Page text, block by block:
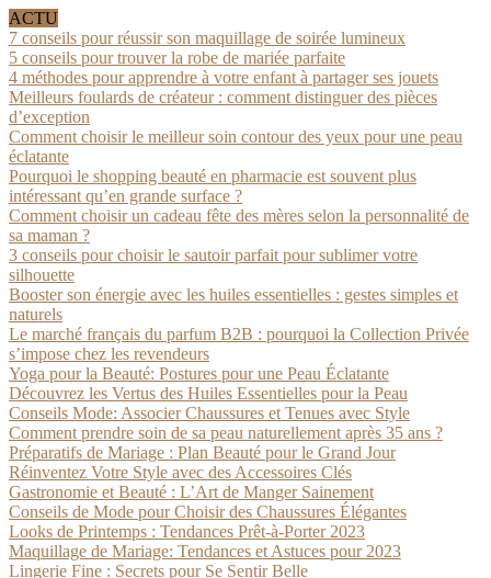
ACTU
7 conseils pour réussir son maquillage de soirée lumineux
5 conseils pour trouver la robe de mariée parfaite
4 méthodes pour apprendre à votre enfant à partager ses jouets
Meilleurs foulards de créateur : comment distinguer des pièces
d’exception
Comment choisir le meilleur soin contour des yeux pour une peau
éclatante
Pourquoi le shopping beauté en pharmacie est souvent plus
intéressant qu’en grande surface ?
Comment choisir un cadeau fête des mères selon la personnalité de
sa maman ?
3 conseils pour choisir le sautoir parfait pour sublimer votre
silhouette
Booster son énergie avec les huiles essentielles : gestes simples et
naturels
Le marché français du parfum B2B : pourquoi la Collection Privée
s’impose chez les revendeurs
Yoga pour la Beauté: Postures pour une Peau Éclatante
Découvrez les Vertus des Huiles Essentielles pour la Peau
Conseils Mode: Associer Chaussures et Tenues avec Style
Comment prendre soin de sa peau naturellement après 35 ans ?
Préparatifs de Mariage : Plan Beauté pour le Grand Jour
Réinventez Votre Style avec des Accessoires Clés
Gastronomie et Beauté : L’Art de Manger Sainement
Conseils de Mode pour Choisir des Chaussures Élégantes
Looks de Printemps : Tendances Prêt-à-Porter 2023
Maquillage de Mariage: Tendances et Astuces pour 2023
Lingerie Fine : Secrets pour Se Sentir Belle